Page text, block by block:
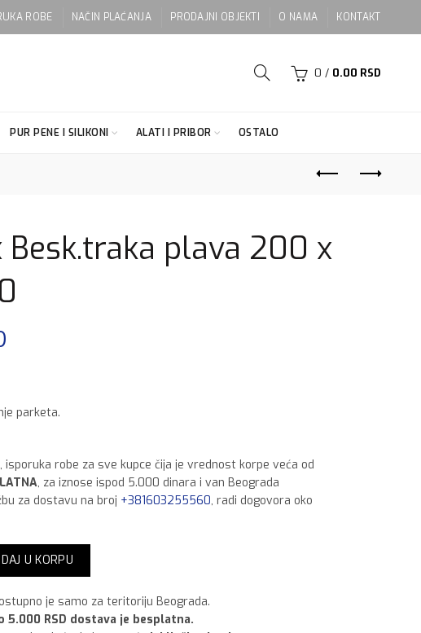
ROBE NAČIN PLAĆANJA PRODAJNI OBJEKTI O NAMA KONTAKT
0 / 0.00 RSD
PUR PENE I SILIKONI ALATI I PRIBOR OSTALO
Besk.traka plava 200 x
parketa.
isporuka robe za sve kupce čija je vrednost korpe veća od
, za iznose ispod 5.000 dinara i van Beograda
za dostavu na broj +381603255560, radi dogovora oko
plava 200 x 750 P 60 količina
U KORPU
je samo za teritoriju Beograda.
5.000 RSD dostava je besplatna.